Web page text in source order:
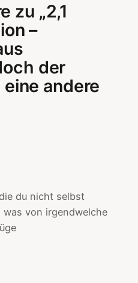
zu „2,1
–
der
andere
du nicht selbst
von irgendwelche